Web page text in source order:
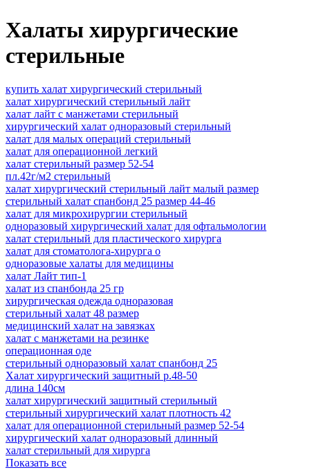
Халаты хирургические
стерильные
купить халат хирургический стерильный
халат хирургический стерильный лайт
халат лайт с манжетами стерильный
хирургический халат одноразовый стерильный
халат для малых операций стерильный
халат для операционной легкий
халат стерильный размер 52-54
пл.42г/м2 стерильный
халат хирургический стерильный лайт малый размер
стерильный халат спанбонд 25 размер 44-46
халат для микрохирургии стерильный
одноразовый хирургический халат для офтальмологии
халат стерильный для пластического хирурга
халат для стоматолога-хирурга о
одноразовые халаты для медицины
халат Лайт тип-1
халат из спанбонда 25 гр
хирургическая одежда одноразовая
стерильный халат 48 размер
медицинский халат на завязках
халат с манжетами на резинке
операционная оде
стерильный одноразовый халат спанбонд 25
Халат хирургический защитный р.48-50
длина 140см
халат хирургический защитный стерильный
стерильный хирургический халат плотность 42
халат для операционной стерильный размер 52-54
хирургический халат одноразовый длинный
халат стерильный для хирурга
Показать все